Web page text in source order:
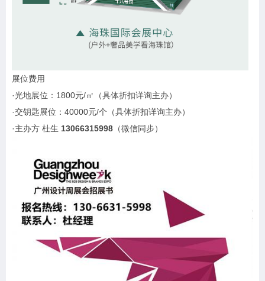
展位费用
·光地展位：1800元/㎡（具体折扣详询主办）
·交钥匙展位：40000元/个（具体折扣详询主办）
·主办方 杜生 13066315998 （微信同步）